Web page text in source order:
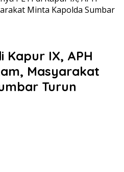
Minta Kapolda Sumbar
Kapur IX, APH
Masyarakat
Turun